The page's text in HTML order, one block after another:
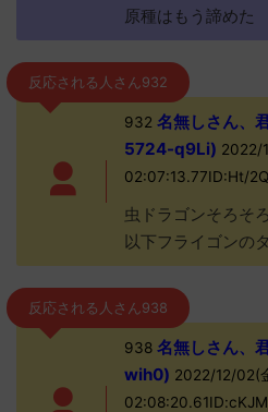
原種はもう諦めた
反応される人さん932
932 名無しさん、
5724-q9Li) 2022/
02:07:13.77ID:Ht/
虫ドラゴンそろそ
以下フライゴンの
反応される人さん938
938名無しさん、
wih0) 2022/12/02(